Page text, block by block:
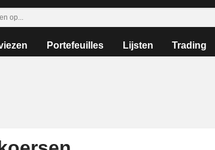
Portefeuilles Lijsten Trading